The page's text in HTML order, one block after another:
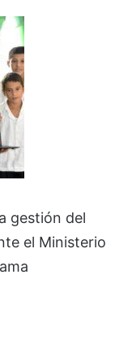
gestión del
el Ministerio